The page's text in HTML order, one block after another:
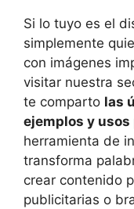
Si lo tuyo es el
simplemente
con imágenes
visitar nuestra
te comparto las
ejemplos y
herramienta de
transforma
crear contenido
publicitarias o